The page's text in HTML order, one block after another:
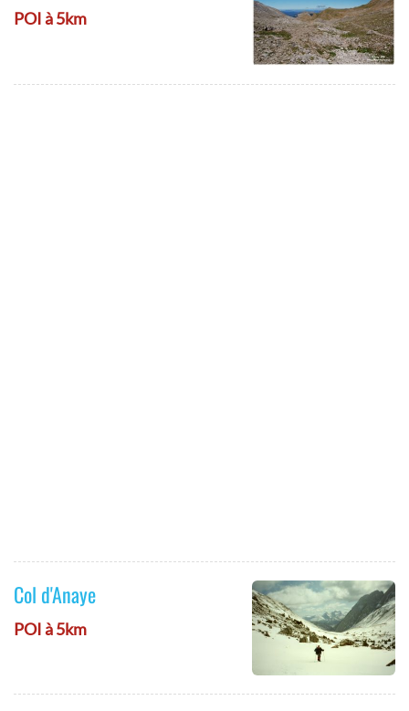
POI à 5km
Col d'Anaye
POI à 5km